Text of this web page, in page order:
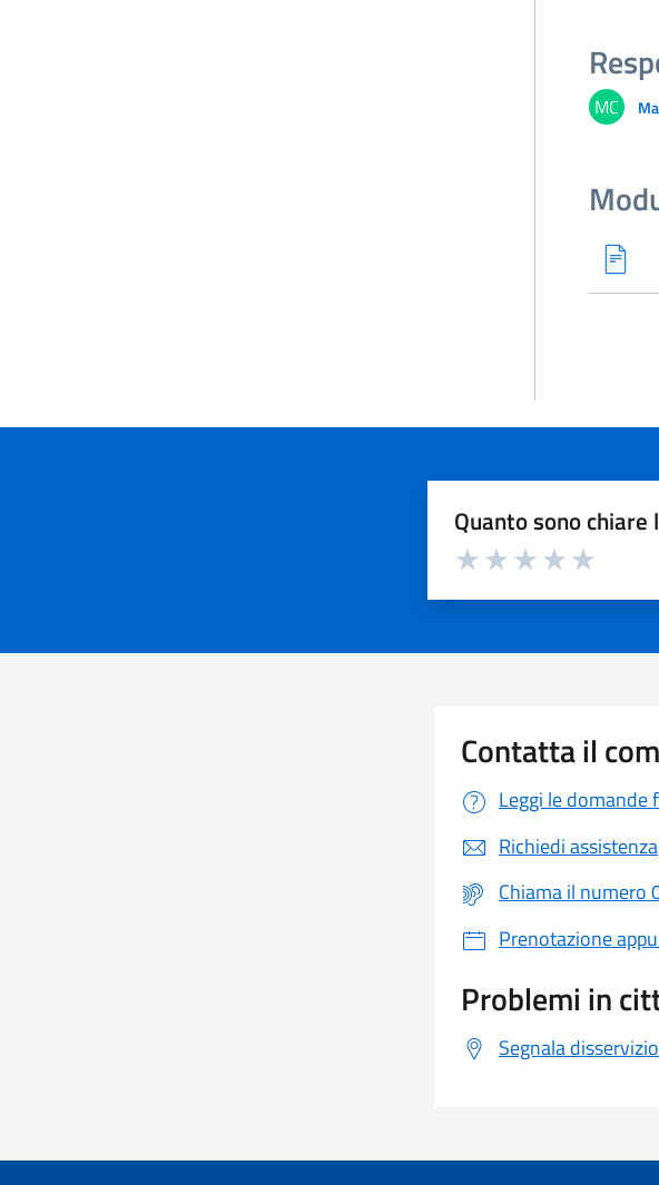
MC
Quanto sono
Valuta da 1 a 5 stelle la pagina
Contatta il
Leggi le domande
Richiedi assistenza
Chiama il numero
Prenotazione
Problemi in
Segnala disservizio